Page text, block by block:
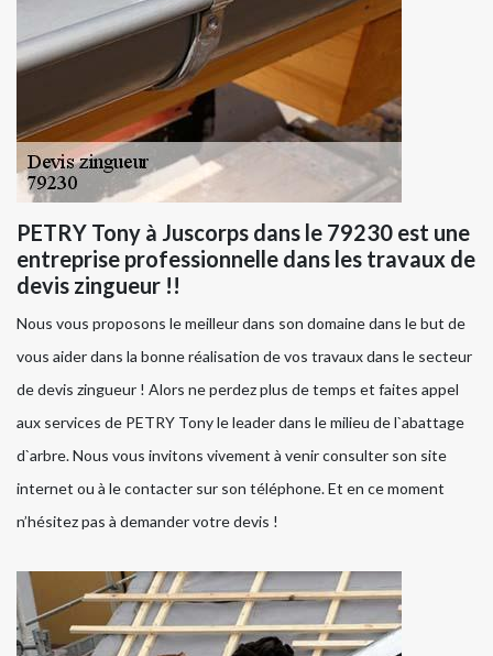
PETRY Tony à Juscorps dans le 79230 est une
entreprise professionnelle dans les travaux de
devis zingueur !!
Nous vous proposons le meilleur dans son domaine dans le but de
vous aider dans la bonne réalisation de vos travaux dans le secteur
de devis zingueur ! Alors ne perdez plus de temps et faites appel
aux services de PETRY Tony le leader dans le milieu de l`abattage
d`arbre. Nous vous invitons vivement à venir consulter son site
internet ou à le contacter sur son téléphone. Et en ce moment
n’hésitez pas à demander votre devis !